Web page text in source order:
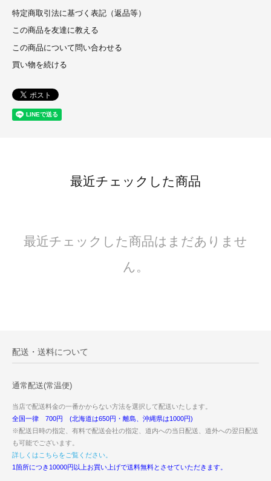
特定商取引法に基づく表記（返品等）
この商品を友達に教える
この商品について問い合わせる
買い物を続ける
最近チェックした商品
最近チェックした商品はまだありませ
ん。
配送・送料について
通常配送(常温便)
当店で配送料金の一番かからない方法を選択して配送いたします。
全国一律 700円 (北海道は650円・離島、沖縄県は1000円)
※配送日時の指定、有料で配送会社の指定、道内への当日配送、道外への翌日配送
も可能でございます。
詳しくはこちらをご覧ください。
1箇所につき10000円以上お買い上げで送料無料とさせていただきます。